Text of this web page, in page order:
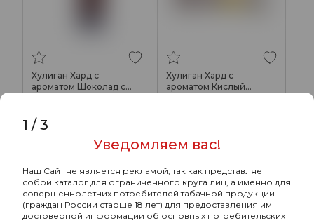
Хулиган Хард с
ароматом Шоколад с
Хулиган Хард с
ароматом Кислый
ХИТ ХИТ
1 /3
Уведомляем вас!
Наш Сайт не является рекламой, так как представляет
собой каталог для ограниченного круга лиц, а именно для
совершеннолетних потребителей табачной продукции
(граждан России старше 18 лет) для предоставления им
достоверной информации об основных потребительских